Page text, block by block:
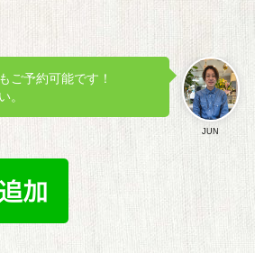
JUN
ご予約可能です！
。